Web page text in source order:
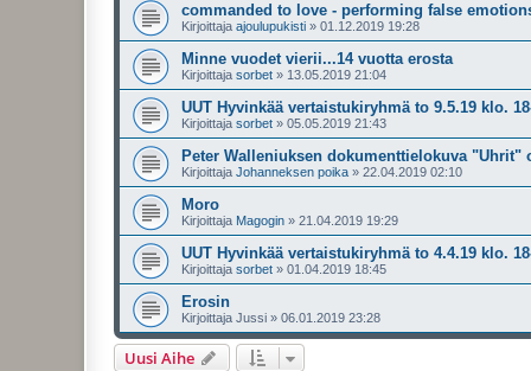
commanded to love - performing false
Kirjoittaja ajoulupukisti » 01.12.2019 19:28
Minne vuodet vierii...14 vuotta erosta
Kirjoittaja sorbet » 13.05.2019 21:04
UUT Hyvinkää vertaistukiryhmä to 9.5.19 klo.
Kirjoittaja sorbet » 05.05.2019 21:43
Peter Walleniuksen dokumenttielokuva "Uhrit"
Kirjoittaja Johanneksen poika » 22.04.2019 02:10
Moro
Kirjoittaja Magogin » 21.04.2019 19:29
UUT Hyvinkää vertaistukiryhmä to 4.4.19 klo.
Kirjoittaja sorbet » 01.04.2019 18:45
Erosin
Kirjoittaja Jussi » 06.01.2019 23:28
Uusi Aihe